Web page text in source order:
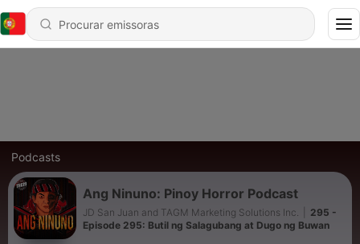
Podcasts
Ang Ninuno: Pinoy Horror Podcast
JD San Juan and TAGM Marketing Solutions Inc.
295 -
Episode 295: Butil ng Salagubang at Dugo ng Buwan